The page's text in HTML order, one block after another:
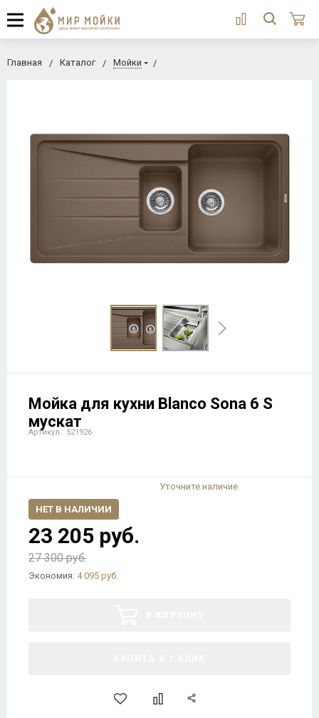
Главная Каталог Мойки
Мойка для кухни Blanco Sona 6 S
мускат
Артикул : 521926
Уточните наличие
НЕТ В НАЛИЧИИ
23 205 руб.
27 300 руб.
Экономия: 4 095 руб.